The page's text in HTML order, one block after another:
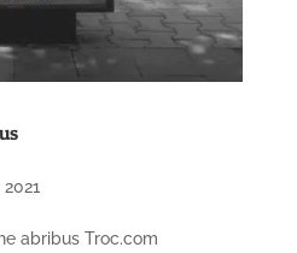
2021
abribus Troc.com